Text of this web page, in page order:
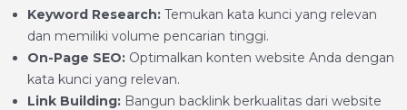
Keyword Research: Temukan kata kunci yang relevan
dan memiliki volume pencarian tinggi.
On-Page SEO: Optimalkan konten website Anda dengan
kata kunci yang relevan.
Link Building: Bangun backlink berkualitas dari website